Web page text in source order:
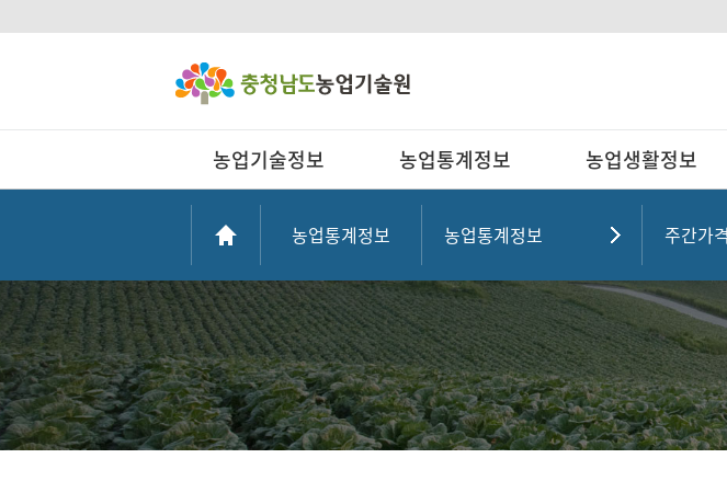
농업기술정보 농업통계정보 농업생활정보
농업통계정보 농업통계정보 주간가